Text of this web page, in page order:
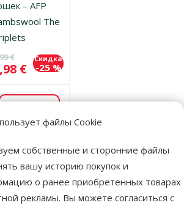
файлы Cookie
собственные и сторонние файлы
вашу историю покупок и
о ранее приобретенных товарах
рекламы. Вы можете согласиться с
– AFP
The
цена
€
€
Скидка
-25 %
для
– AFP
0%